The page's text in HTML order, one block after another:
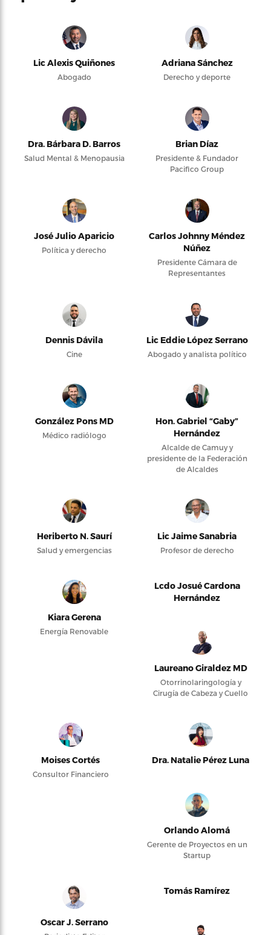
Lic Alexis Quiñones
Abogado
Adriana Sánchez
Derecho y deporte
Dra. Bárbara D. Barros
Salud Mental & Menopausia
Brian Díaz
Presidente & Fundador
Pacifico Group
José Julio Aparicio
Política y derecho
Carlos Johnny Méndez
Núñez
Presidente Cámara de
Representantes
Dennis Dávila
Cine
Lic Eddie López Serrano
Abogado y analista político
González Pons MD
Médico radiólogo
Hon. Gabriel “Gaby”
Hernández
Alcalde de Camuy y
presidente de la Federación
de Alcaldes
Heriberto N. Saurí
Salud y emergencias
Lic Jaime Sanabria
Profesor de derecho
Kiara Gerena
Energía Renovable
Lcdo Josué Cardona
Hernández
Laureano Giraldez MD
Otorrinolaringología y
Cirugía de Cabeza y Cuello
Moises Cortés
Consultor Financiero
Dra. Natalie Pérez Luna
Orlando Alomá
Gerente de Proyectos en un
Startup
Oscar J. Serrano
Tomás Ramírez